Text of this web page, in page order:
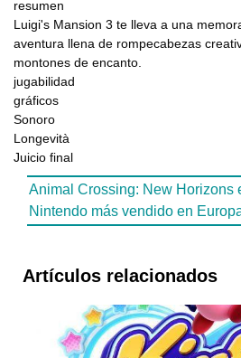
resumen
Luigi's Mansion 3 te lleva a una
aventura llena de rompecabezas
montones de encanto.
jugabilidad
gráficos
Sonoro
Longevità
Juicio final
Animal Crossing: New Horizons
Nintendo más vendido en
Artículos relacionados